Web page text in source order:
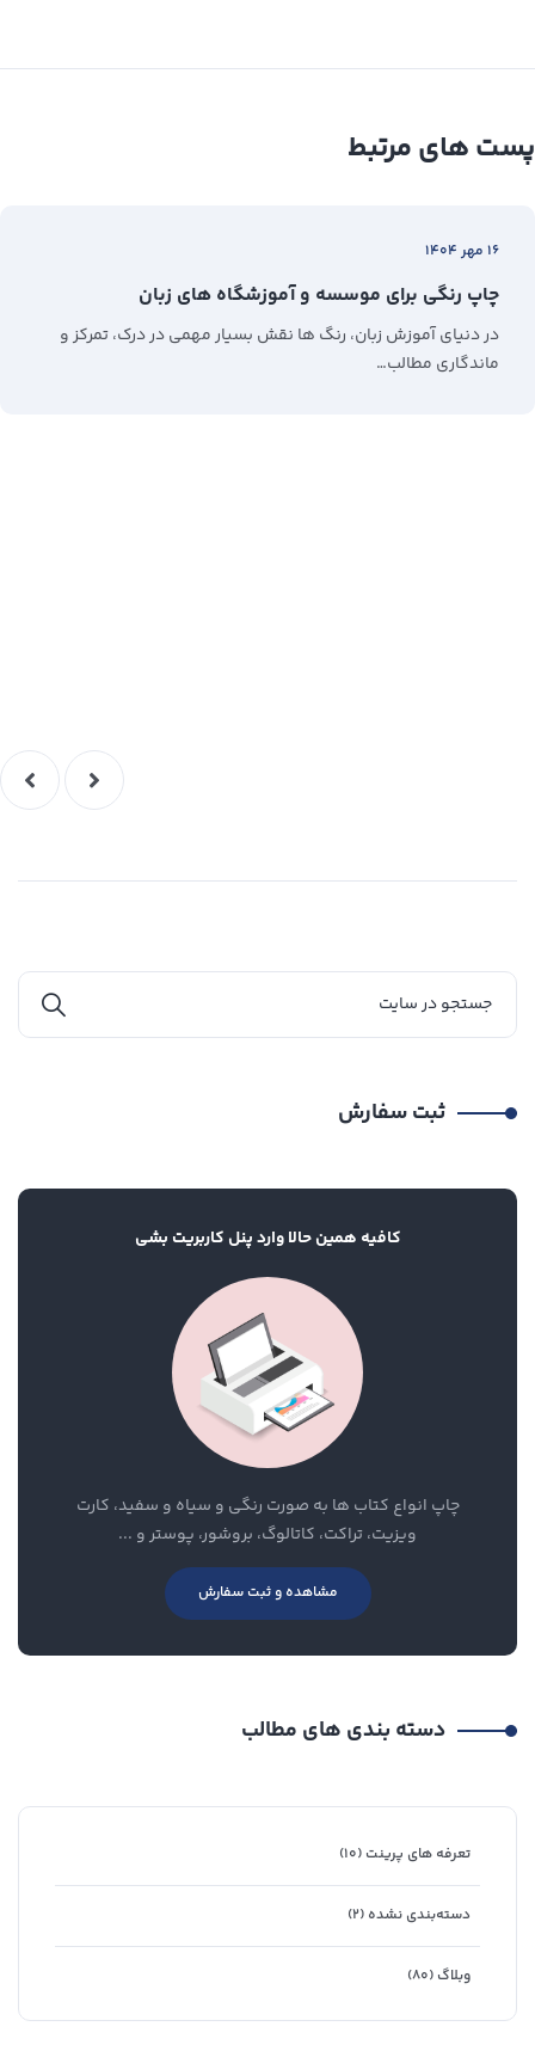
پست های مرتبط
۱۶ مهر ۱۴۰۴
چاپ رنگی برای موسسه و آموزشگاه های زبان
در دنیای آموزش زبان، رنگ‌ ها نقش بسیار مهمی در درک، تمرکز و
ماندگاری مطالب…
ثبت سفارش
کافیه همین حالا وارد پنل کاربریت بشی
چاپ انواع کتاب ها به صورت رنگی و سیاه و سفید، کارت
ویزیت، تراکت، کاتالوگ، بروشور، پوستر و ...
مشاهده و ثبت سفارش
دسته بندی های مطالب
تعرفه های پرینت (۱۰)
دسته‌بندی نشده (۲)
وبلاگ (۸۰)